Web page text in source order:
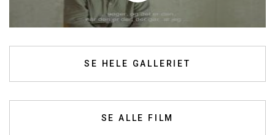
SE HELE GALLERIET
SE ALLE FILM